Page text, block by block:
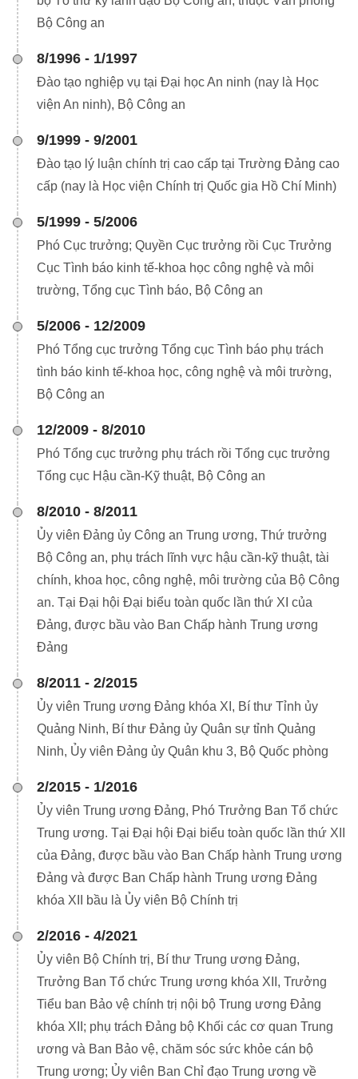
Bộ Công an
8/1996 - 1/1997
Đào tạo nghiệp vụ tại Đại học An ninh (nay là Học
viện An ninh), Bộ Công an
9/1999 - 9/2001
Đào tạo lý luận chính trị cao cấp tại Trường Đảng cao
cấp (nay là Học viện Chính trị Quốc gia Hồ Chí Minh)
5/1999 - 5/2006
Phó Cục trưởng; Quyền Cục trưởng rồi Cục Trưởng
Cục Tình báo kinh tế-khoa học công nghệ và môi
trường, Tổng cục Tình báo, Bộ Công an
5/2006 - 12/2009
Phó Tổng cục trưởng Tổng cục Tình báo phụ trách
tình báo kinh tế-khoa học, công nghệ và môi trường,
Bộ Công an
12/2009 - 8/2010
Phó Tổng cục trưởng phụ trách rồi Tổng cục trưởng
Tổng cục Hậu cần-Kỹ thuật, Bộ Công an
8/2010 - 8/2011
Ủy viên Đảng ủy Công an Trung ương, Thứ trưởng
Bộ Công an, phụ trách lĩnh vực hậu cần-kỹ thuật, tài
chính, khoa học, công nghệ, môi trường của Bộ Công
an. Tại Đại hội Đại biểu toàn quốc lần thứ XI của
Đảng, được bầu vào Ban Chấp hành Trung ương
Đảng
8/2011 - 2/2015
Ủy viên Trung ương Đảng khóa XI, Bí thư Tỉnh ủy
Quảng Ninh, Bí thư Đảng ủy Quân sự tỉnh Quảng
Ninh, Ủy viên Đảng ủy Quân khu 3, Bộ Quốc phòng
2/2015 - 1/2016
Ủy viên Trung ương Đảng, Phó Trưởng Ban Tổ chức
Trung ương. Tại Đại hội Đại biểu toàn quốc lần thứ XII
của Đảng, được bầu vào Ban Chấp hành Trung ương
Đảng và được Ban Chấp hành Trung ương Đảng
khóa XII bầu là Ủy viên Bộ Chính trị
2/2016 - 4/2021
Ủy viên Bộ Chính trị, Bí thư Trung ương Đảng,
Trưởng Ban Tổ chức Trung ương khóa XII, Trưởng
Tiểu ban Bảo vệ chính trị nội bộ Trung ương Đảng
khóa XII; phụ trách Đảng bộ Khối các cơ quan Trung
ương và Ban Bảo vệ, chăm sóc sức khỏe cán bộ
Trung ương; Ủy viên Ban Chỉ đạo Trung ương về